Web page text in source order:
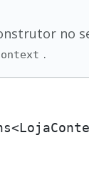
no
.